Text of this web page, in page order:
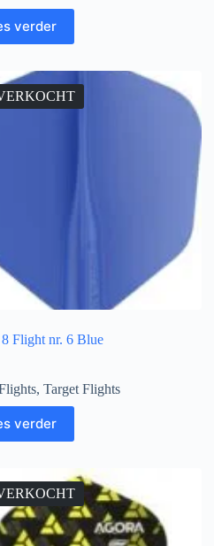
verder
8 Flight nr. 6 Blue
, Target Flights
verder